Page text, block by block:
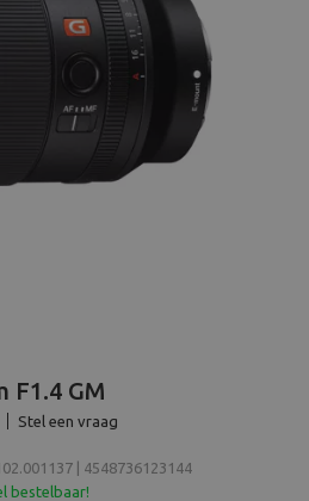
F1.4 GM
Stel een vraag
| 4548736123144
bestelbaar!